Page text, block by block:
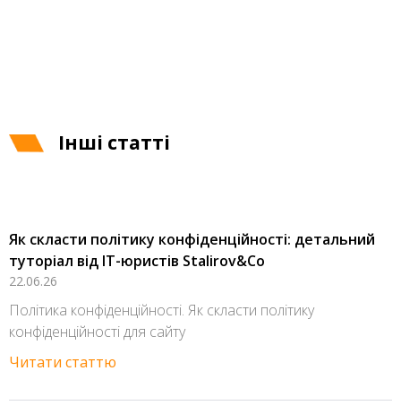
Інші статті
Як скласти політику конфіденційності: детальний
туторіал від IT-юристів Stalirov&Co
22.06.26
Політика конфіденційності. Як скласти політику
конфіденційності для сайту
Читати статтю